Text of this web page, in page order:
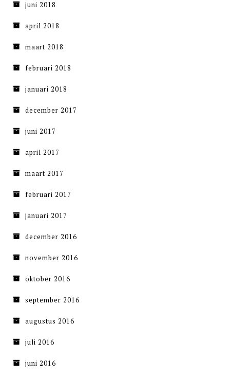
juni 2018
april 2018
maart 2018
februari 2018
januari 2018
december 2017
juni 2017
april 2017
maart 2017
februari 2017
januari 2017
december 2016
november 2016
oktober 2016
september 2016
augustus 2016
juli 2016
juni 2016